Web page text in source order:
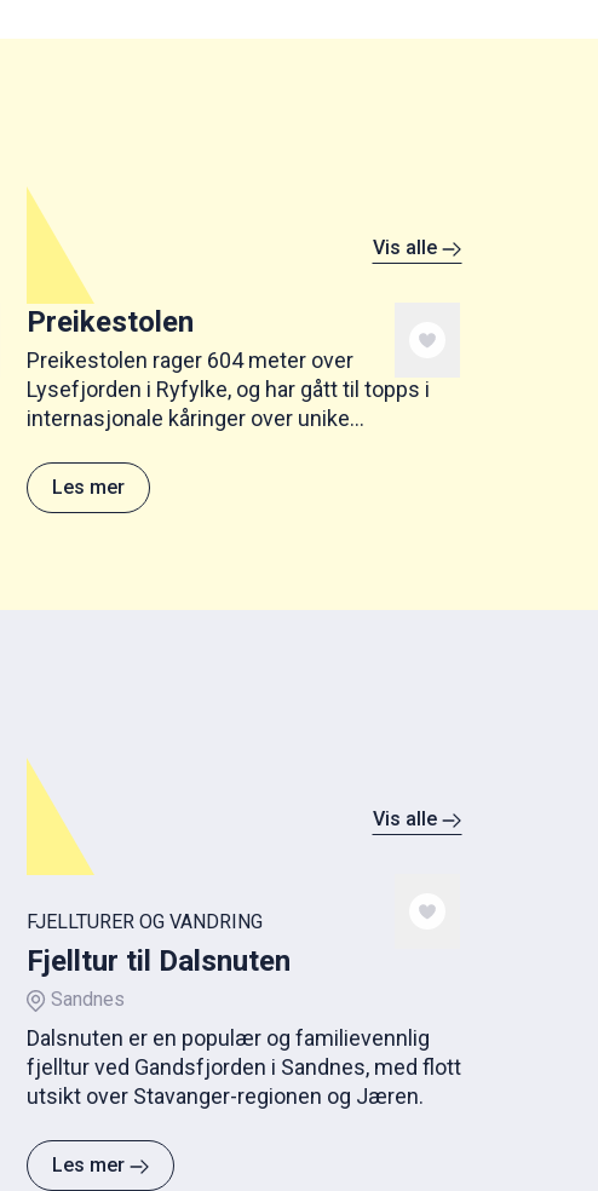
Vis alle
Preikestolen
Preikestolen rager 604 meter over
Lysefjorden i Ryfylke, og har gått til topps i
internasjonale kåringer over unike
største turistattraksjoner?
Les mer
Vis alle
FJELLTURER OG VANDRING
Fjelltur til Dalsnuten
Sandnes
Dalsnuten er en populær og familievennlig
fjelltur ved Gandsfjorden i Sandnes, med flott
utsikt over Stavanger-regionen og Jæren.
Les mer